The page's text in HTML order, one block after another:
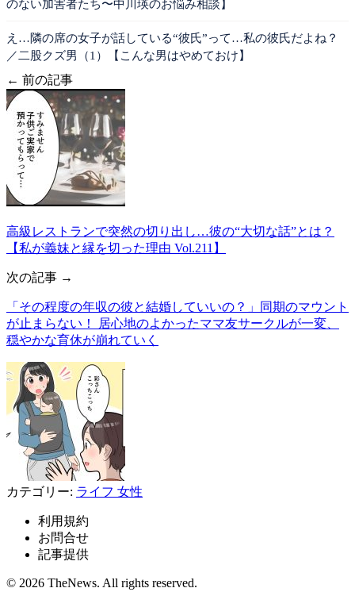
のない加害者たち〜中川瑛のお悩み相談】
え…隣の席の女子が話している“彼氏”って…私の彼氏だよね？
／二股クズ男（1）【こんな男はやめておけ】
← 前の記事
高級レストランで突然の切り出し…彼の“大切な話”とは？
【私が義妹と縁を切った理由 Vol.211】
次の記事 →
「その程度の年収の彼と結婚していいの？」同期のマウント
が止まらない！ 居心地のよかったママ友サークルが一変、
穏やかな育休が崩れていく
カテゴリー: ライフ 女性
利用規約
お問合せ
記事提供
© 2026 TheNews. All rights reserved.